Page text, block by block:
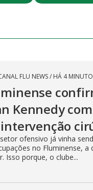
FLU NEWS/ HÁ 4
Kennedy
ofensivo já vinha
no Fluminense, a
Isso porque, o clube...